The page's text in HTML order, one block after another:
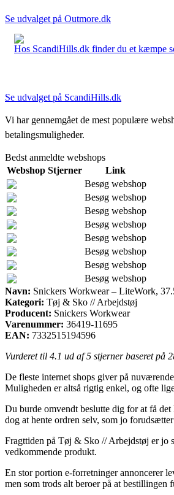
Se udvalget på Outmore.dk
Hos ScandiHills.dk finder du et kæmpe
Se udvalget på ScandiHills.dk
Vi har gennemgået de mest populære
betalingsmuligheder.
Bedst anmeldte webshops
Webshop Stjerner
Link
Besøg webshop
Besøg webshop
Besøg webshop
Besøg webshop
Besøg webshop
Besøg webshop
Besøg webshop
Besøg webshop
Navn: Snickers Workwear – LiteWork,
Kategori: Tøj & Sko // Arbejdstøj
Producent: Snickers Workwear
Varenummer: 36419-11695
EAN: 7332515194596
Vurderet til 4.1 ud af 5 stjerner baseret på
De fleste internet shops giver på
Muligheden er altså rigtig enkel, og ofte
Du burde omvendt beslutte dig for at få
dog at hente ordren selv, som jo
Fragttiden på Tøj & Sko // Arbejdstøj er jo
vedkommende produkt.
En stor portion e-forretninger annoncerer
men som trods alt beroer på at bestillingen